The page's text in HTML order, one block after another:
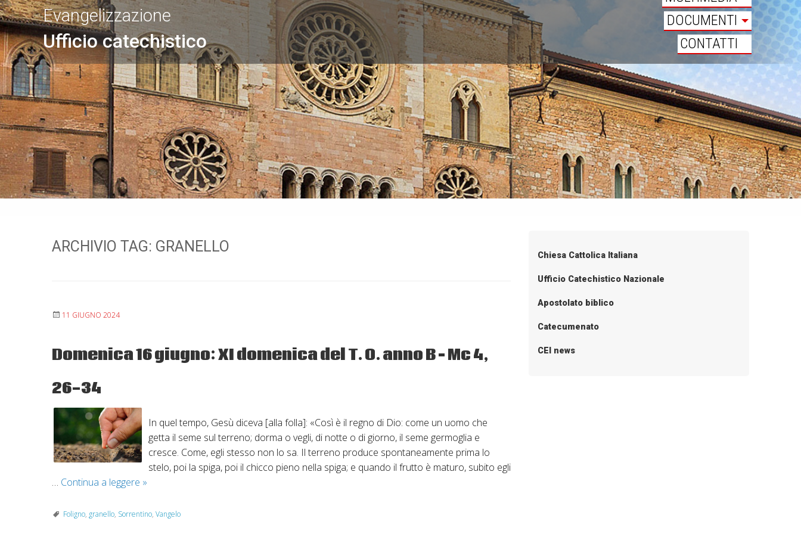
Ufficio catechistico
Evangelizzazione
DOCUMENTI
CONTATTI
ARCHIVIO TAG: GRANELLO
11 GIUGNO 2024
Domenica 16 giugno: XI domenica del T. O. anno B – Mc 4,
26-34
In quel tempo, Gesù diceva [alla folla]: «Così è il regno di Dio: come un uomo che
getta il seme sul terreno; dorma o vegli, di notte o di giorno, il seme germoglia e
cresce. Come, egli stesso non lo sa. Il terreno produce spontaneamente prima lo
stelo, poi la spiga, poi il chicco pieno nella spiga; e quando il frutto è maturo, subito egli
… Continua a leggere Domenica
giugno:
»
Foligno, granello, Sorrentino, Vangelo
Chiesa Cattolica Italiana
Ufficio Catechistico Nazionale
Apostolato biblico
Catecumenato
CEI news